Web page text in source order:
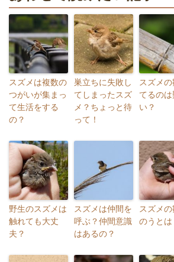
スズメは複数の
つがいが集まっ
て生活をする
の？
巣立ちに失敗し
てしまったスズ
メ？ちょっと待
って！
スズメ
てるのは
い？
野生のスズメは
触れても大丈
夫？
スズメは仲間を
呼ぶ？仲間意識
はあるの？
スズメ
のうとは